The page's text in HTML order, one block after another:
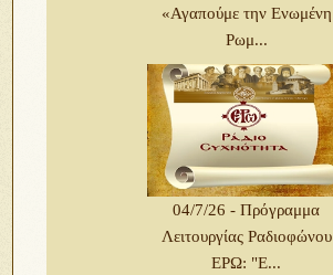
«Αγαπούμε την Ενωμένη
Ρωμ...
04/7/26 - Πρόγραμμα
Λειτουργίας Ραδιοφώνου
ΕΡΩ: "Ε...